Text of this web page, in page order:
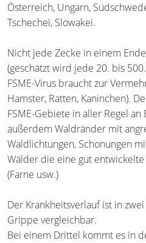
Österreich, Ungarn,
Tschechei, Slowakei.
Nicht jede Zecke in einem
(geschätzt wird jede 20. bis
FSME-Virus braucht zur
Hamster, Ratten, Kaninchen).
FSME-Gebiete in aller Regel an
außerdem Waldränder mit
Waldlichtungen, Schonungen
Wälder die eine gut
(Farne usw.)
Der Krankheitsverlauf ist in
Grippe vergleichbar.
Bei einem Drittel kommt es in